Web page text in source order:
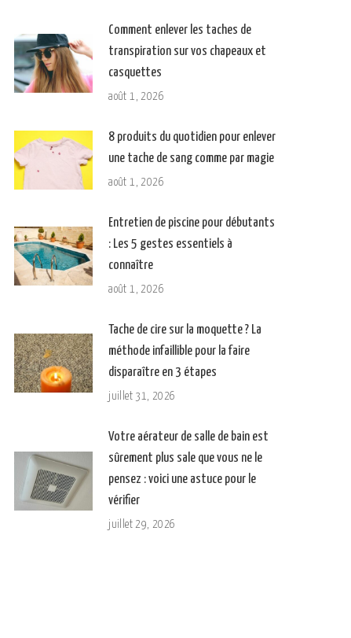
Comment enlever les taches de
transpiration sur vos chapeaux et
casquettes
août 1, 2026
8 produits du quotidien pour enlever
une tache de sang comme par magie
août 1, 2026
Entretien de piscine pour débutants
: Les 5 gestes essentiels à
connaître
août 1, 2026
Tache de cire sur la moquette ? La
méthode infaillible pour la faire
disparaître en 3 étapes
juillet 31, 2026
Votre aérateur de salle de bain est
sûrement plus sale que vous ne le
pensez : voici une astuce pour le
vérifier
juillet 29, 2026